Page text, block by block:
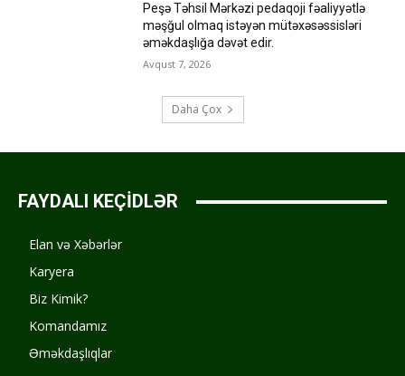
Peşə Təhsil Mərkəzi pedaqoji fəaliyyətlə
məşğul olmaq istəyən mütəxəsəssisləri
əməkdaşlığa dəvət edir.
Avqust 7, 2026
Daha Çox
FAYDALI KEÇİDLƏR
Elan və Xəbərlər
Karyera
Biz Kimik?
Komandamız
Əməkdaşlıqlar